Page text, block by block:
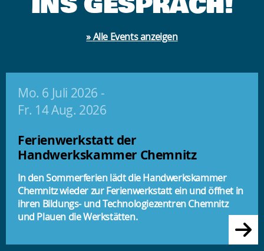
» Alle Events anzeigen
Mo. 6 Juli 2026 -
Fr. 14 Aug. 2026
Ferienwerkstatt der
Handwerkskammer Chemnitz
In den Sommerferien lädt die Handwerkskammer
Chemnitz wieder zur Ferienwerkstatt ein und öffnet in
ihren Bildungs- und Technologiezentren Chemnitz
und Plauen die Werkstätten.